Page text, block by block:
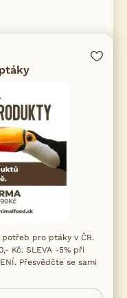
pro ptáky v ČR.
Kč. SLEVA -5% při
Přesvědčte se sami